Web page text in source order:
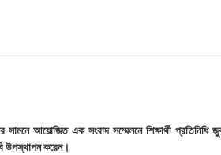
সামনে আয়োজিত এক সংবাদ সম্মেলনে শিক্ষার্থী প্রতিনিধি
উপস্থাপন করেন।